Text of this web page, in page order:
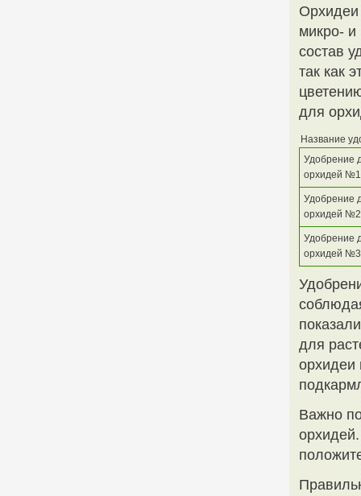
Орхидеи
микро-
состав
так как
для
Название
Удобрение
орхидей №1
Удобрение
орхидей №2
Удобрение
орхидей №3
для
орхидеи
Важно